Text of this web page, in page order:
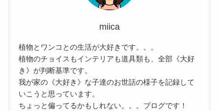
miica
植物とワンコとの生活が大好きです。。。
植物のチョイスもインテリアも道具類も、全部《大好
き》が判断基準です。
我が家の《大好き》な子達のお世話の様子を記録して
いこうと思っています。
ちょっと偏ってるかもしれない。。。ブログです！